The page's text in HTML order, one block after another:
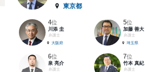
東京都
4位
川添 圭
弁護士
大阪府
5位
加藤 善大
弁護士
埼玉県
6位
泉 亮介
弁護士
7位
竹本 真紀
弁護士